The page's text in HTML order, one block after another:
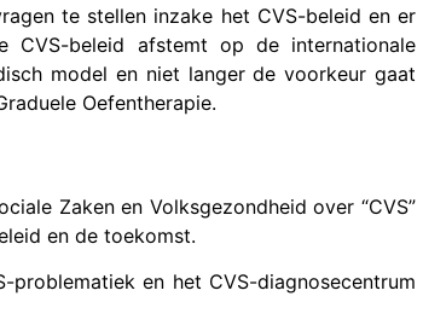
te stellen inzake het CVS-beleid en er
beleid afstemt op de internationale
model en niet langer de voorkeur gaat
Oefentherapie.
Zaken en Volksgezondheid over “CVS”
en de toekomst.
en het CVS-diagnosecentrum